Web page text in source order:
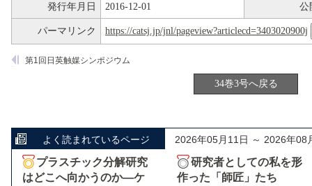
発行年月日 2016-12-01 公
パーマリンク https://catsj.jp/jnl/pageview?articlecd=3403020900j
第1回日英触媒シンポジウム
34巻3号へ戻る
よく読まれているページ 2026年05月11日 ～ 2026年08
プラスチック分解研究
はどこへ向かうのか―ケ
研究者としての私を形
作った「師匠」たち